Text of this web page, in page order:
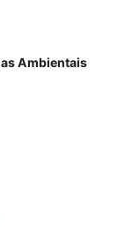
Ambientais